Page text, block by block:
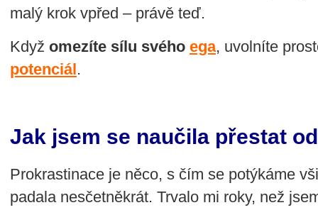
malý krok vpřed – právě teď.
Když omezíte sílu svého ega, uvolníte
potenciál.
Jak jsem se naučila přestat
Prokrastinace je něco, s čím se potýkáme
padala nesčetněkrát. Trvalo mi roky, než